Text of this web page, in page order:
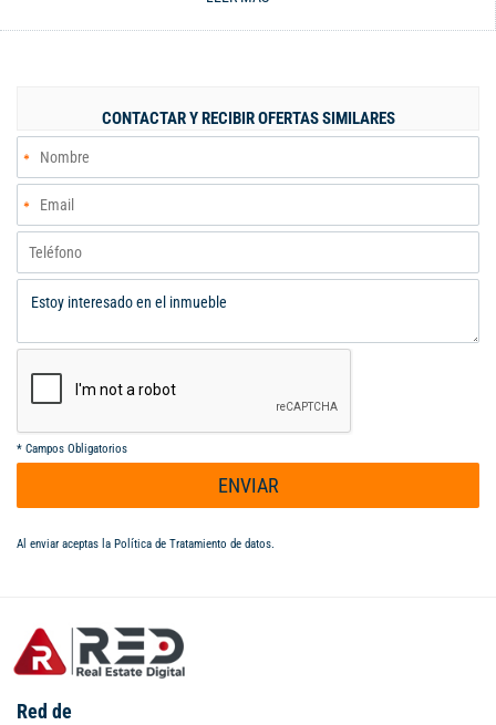
Patio con posibilidad de ampliación Segundo piso: • 2
frontal Propiedad ideal para crecer según necesidad o para
inversión Ubicada en el sector base de Manzanares, zona
tranquila y de fácil acceso. Contáctanos para más información o
agendar visita.
CONTACTAR Y RECIBIR OFERTAS SIMILARES
* Campos Obligatorios
ENVIAR
Al enviar aceptas la Política de Tratamiento de datos.
Red de